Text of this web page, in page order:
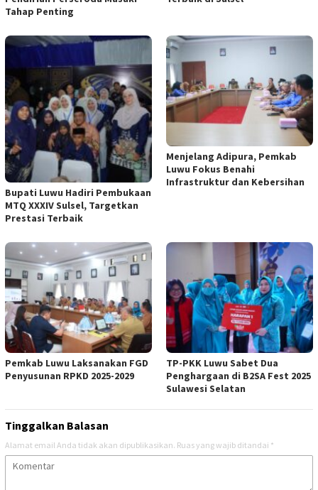
Tahap Penting
Bupati Luwu Hadiri Pembukaan
MTQ XXXIV Sulsel, Targetkan
Prestasi Terbaik
Menjelang Adipura, Pemkab
Luwu Fokus Benahi
Infrastruktur dan Kebersihan
Pemkab Luwu Laksanakan FGD
Penyusunan RPKD 2025-2029
TP-PKK Luwu Sabet Dua
Penghargaan di B2SA Fest 2025
Sulawesi Selatan
Tinggalkan Balasan
Alamat email Anda tidak akan dipublikasikan. Ruas yang wajib ditandai *